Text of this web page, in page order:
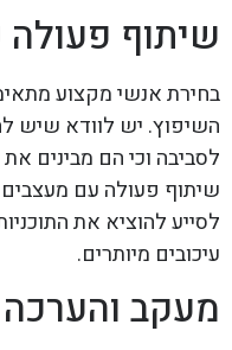
שיתוף
בחירת אנשי מקצוע
השיפוץ. יש לוודא שיש
לסביבה וכי הם מבינים
שיתוף פעולה עם מעצבים
לסייע להוציא את
עיכובים מיותרים.
מעקב